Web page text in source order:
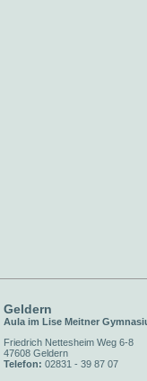
Geldern
Aula im Lise Meitner
Friedrich Nettesheim Weg 6-8
47608 Geldern
Telefon: 02831 - 39 87 07